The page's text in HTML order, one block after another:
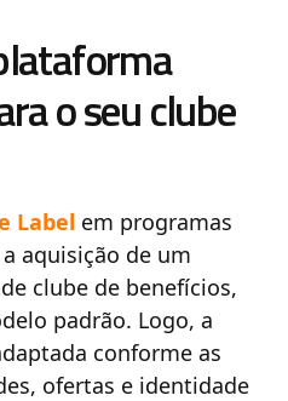
o seu clube
Label em programas
aquisição de um
clube de benefícios,
padrão. Logo, a
conforme as
ofertas e identidade